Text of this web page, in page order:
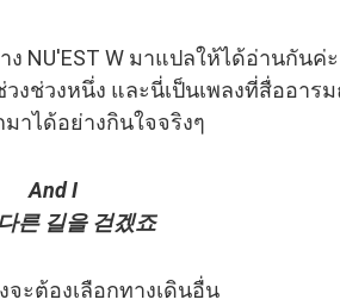
NU'EST W มาแปลให้ได้อ่านกันค่
วงช่วงหนึ่ง และนี่เป็นเพลงที่สื่ออา
าได้อย่างกินใจจริงๆ
And I
른 길을 걷겠죠
จะต้องเลือกทางเดินอื่น